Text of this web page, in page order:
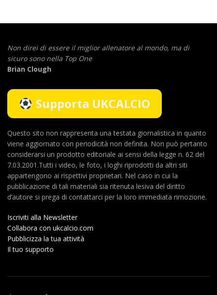
Non direi di essere il miglior allenatore al mondo, ma di
sicuro sono nella Top One
Brian Clough
Supporta UKCALCIO
Questo sito non rappresenta una testata giornalistica in quanto
viene aggiornato con periodicità non definita. Non può pertanto
considerarsi un prodotto editoriale ai sensi della legge n. 62 del
7.03.2001.Tutti i video, le foto, i loghi riprodotti da altri siti
appartengono ai rispettivi proprietari. Nel caso in cui la
pubblicazione di tali materiali sia ritenuta lesiva del diritto
d’autore si prega di contattarci per la loro immediata rimozione.
Iscriviti alla Newsletter
Collabora con ukcalcio.com
Pubblicizza la tua attività
Il tuo supporto